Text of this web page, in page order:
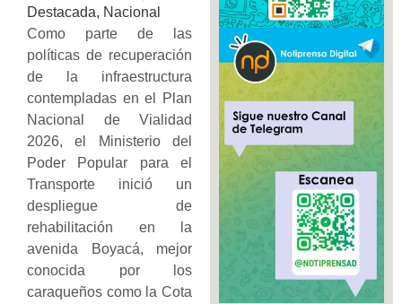
Destacada, Nacional
Como parte de las
políticas de recuperación
de la infraestructura
contempladas en el Plan
Nacional de Vialidad
2026, el Ministerio del
Poder Popular para el
Transporte inició un
despliegue de
rehabilitación en la
avenida Boyacá, mejor
conocida por los
caraqueños como la Cota